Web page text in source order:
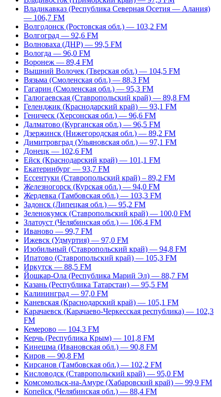
Владикавказ (Республика Северная Осетия — Алания)
— 106,7 FM
Волгодонск (Ростовская обл.) — 103,2 FM
Волгоград — 92,6 FM
Волноваха (ДНР) — 99,5 FM
Вологда — 96,0 FM
Воронеж — 89,4 FM
Вышний Волочек (Тверская обл.) — 104,5 FM
Вязьма (Смоленская обл.) — 88,3 FM
Гагарин (Смоленская обл.) — 95,3 FM
Галюгаевская (Ставропольский край) — 89,8 FM
Геленджик (Краснодарский край) — 93,1 FM
Геническ (Херсонская обл.) — 96,6 FM
Далматово (Курганская обл.) — 96,5 FM
Дзержинск (Нижегородская обл.) — 89,2 FM
Димитровград (Ульяновская обл.) — 97,1 FM
Донецк — 102,6 FM
Ейск (Краснодарский край) — 101,1 FM
Екатеринбург — 93,7 FM
Ессентуки (Ставропольский край) – 89,2 FM
Железногорск (Курская обл.) — 94,0 FM
Жердевка (Тамбовская обл.) — 103,3 FM
Задонск (Липецкая обл.) — 95,2 FM
Зеленокумск (Ставропольский край) — 100,0 FM
Златоуст (Челябинская обл.) — 106,4 FM
Иваново — 99,7 FM
Ижевск (Удмуртия) — 97,0 FM
Изобильный (Ставропольский край) — 94,8 FM
Ипатово (Ставропольский край) — 105,3 FM
Иркутск — 88,5 FM
Йошкар-Ола (Республика Марий Эл) — 88,7 FM
Казань (Республика Татарстан) — 95,5 FM
Калининград — 97,0 FM
Каневская (Краснодарский край) — 105,1 FM
Карачаевск (Карачаево-Черкесская республика) — 102,3
FM
Кемерово — 104,3 FM
Керчь (Республика Крым) — 101,8 FM
Кинешма (Ивановская обл.) — 90,8 FM
Киров — 90,8 FM
Кирсанов (Тамбовская обл.) — 102,2 FM
Кисловодск (Ставропольский край) — 95,0 FM
Комсомольск-на-Амуре (Хабаровский край) — 99,9 FM
Копейск (Челябинская обл.) — 88,4 FM